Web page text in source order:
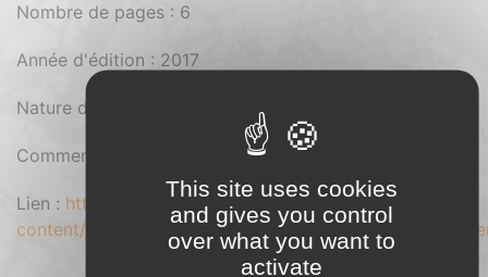
Nombre de pages : 6
Année d'édition : 2017
Nature du document : Pdf
Comment se procurer le document : Gratuit
Lien : https://cibe.fr/wp-
content/uploads/2017/01/
This site uses cookies
and gives you control
over what you want to
activate